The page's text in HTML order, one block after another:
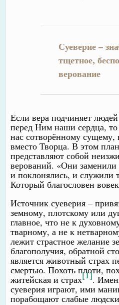
Суеверие –
тщетное,
верование
Если вера подчиняет
перед Ним наши сердца,
нас сотворённому сущему,
вместо Творца. В этом
представляют собой
верований. «Они
и поклонялись, и служили
Который благословен
Источник суеверия –
земному, плотскому или
главное, что не к
тварному, а не к
лежит страстное желание
благополучия, обратной
является животный страх
смертью. Похоть плоти,
житейская и страх[1].
суеверия играют, ими
порабощают слабые